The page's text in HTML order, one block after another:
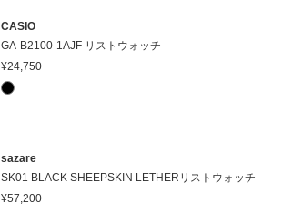
CASIO
GA-B2100-1AJF リストウォッチ
¥24,750
sazare
SK01 BLACK SHEEPSKIN LETHERリストウォッチ
¥57,200